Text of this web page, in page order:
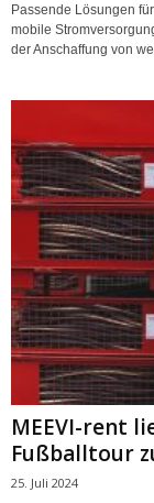
Passende Lösungen
mobile
der Anschaffung von
MEEVI-rent
Fußballtour
25. Juli 2024